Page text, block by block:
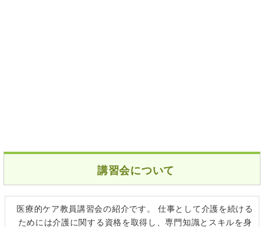
講習会について
医療的ケア教員講習会の紹介です。 仕事として介護を続ける
ためには介護に関する資格を取得し、専門知識とスキルを身